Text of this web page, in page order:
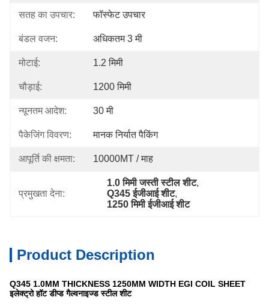
सतह का उपचार: फॉस्फेट उपचार
बंडल वजन: अधिकतम 3 मी
मोटाई: 1.2 मिमी
चौड़ाई: 1200 मिमी
न्यूनतम आदेश: 30 मी
पैकेजिंग विवरण: मानक निर्यात पैकिंग
आपूर्ति की क्षमता: 10000MT / माह
प्रमुखता देना:
1.0 मिमी जस्ती स्टील शीट,
Q345 ईजीआई शीट,
1250 मिमी ईजीआई शीट
Product Description
Q345 1.0MM THICKNESS 1250MM WIDTH EGI COIL SHEET
इलेक्ट्रो हॉट डीप्ड गैल्वनाइज्ड स्टील शीट